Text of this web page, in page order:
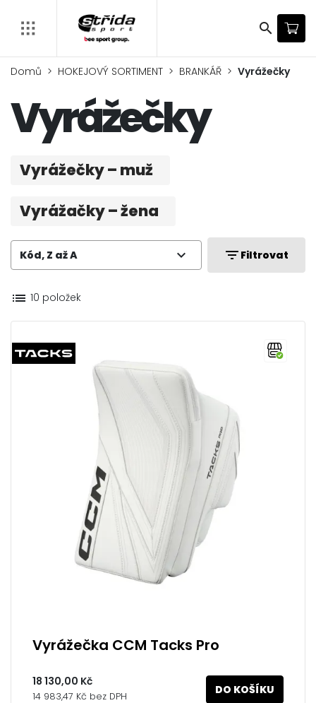
search
Domů HOKEJOVÝ SORTIMENT BRANKÁŘ Vyrážečky
Vyrážečky
Vyrážečky – muž
Vyrážačky – žena
Kód, Z až A expand_more filter_list Filtrovat
list 10 položek
Vyrážečka CCM Tacks Pro
18 130,00 Kč
14 983,47 Kč bez DPH DO KOŠÍKU